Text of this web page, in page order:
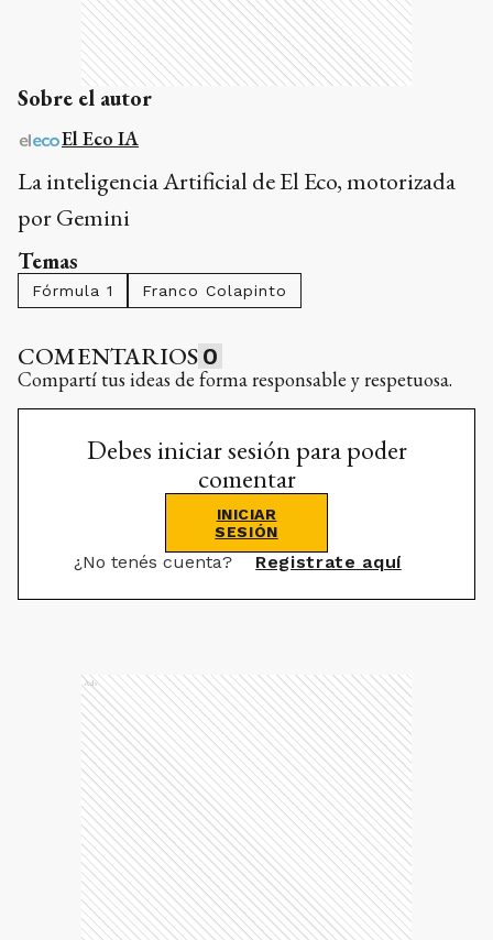
Sobre el autor
El Eco IA
La inteligencia Artificial de El Eco, motorizada
por Gemini
Temas
Fórmula 1 Franco Colapinto
COMENTARIOS 0
Compartí tus ideas de forma responsable y respetuosa.
Debes iniciar sesión para poder
comentar
INICIAR
SESIÓN
¿No tenés cuenta? Registrate aquí
Ads